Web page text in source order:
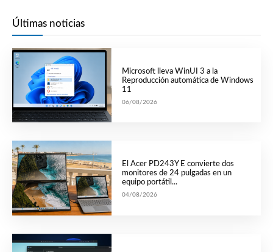
Últimas noticias
Microsoft lleva WinUI 3 a la
Reproducción automática de Windows
11
06/08/2026
El Acer PD243Y E convierte dos
monitores de 24 pulgadas en un
equipo portátil...
04/08/2026